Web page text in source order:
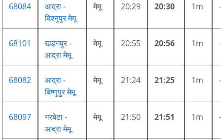
68084
आद्रा -
बिश्नुपुर मेमू
मेमू 20:29 20:30 1m
68101
खड़गपुर -
आद्रा मेमू
मेमू 20:55 20:56 1m
68082
आद्रा -
बिष्णुपुर मेमू
मेमू 21:24 21:25 1m
68097
गरबेटा -
आद्रा मेमू
मेमू 21:50 21:51 1m